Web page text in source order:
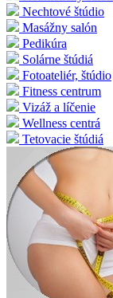
Nechtové štúdio
Masážny salón
Pedikúra
Solárne štúdiá
Fotoateliér, štúdio
Fitness centrum
Vizáž a líčenie
Wellness centrá
Tetovacie štúdiá